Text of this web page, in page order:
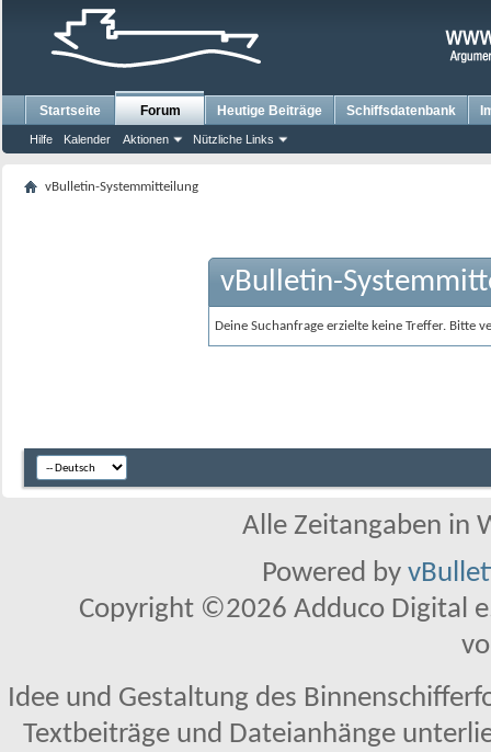
Startseite Forum
Hilfe Kalender Aktionen Nützliche Links
Heutige Beiträge Schiffsdatenbank
vBulletin-Systemmitteilung
vBulletin-
Deine Suchanfrage erzielte keine Treffer. Bitte
Alle Zeitangaben in
Powered by
Copyright ©2026 Adduco Digital
Idee und Gestaltung des
Textbeiträge und Dateianhänge